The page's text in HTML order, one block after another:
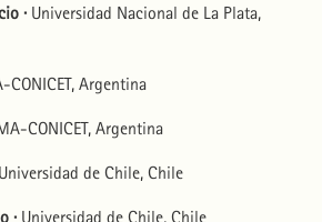
· Universidad Nacional de La Plata,
CONICET, Argentina
CONICET, Argentina
Universidad de Chile, Chile
· Universidad de Chile, Chile